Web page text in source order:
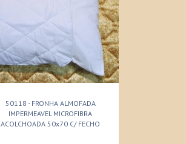
50118 - FRONHA ALMOFADA
IMPERMEAVEL MICROFIBRA
ACOLCHOADA 50x70 C/ FECHO